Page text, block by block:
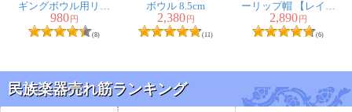
ギングボウル用リン
グ[直径約13-14cm]
980 円
(8)
ボウル 8.5cm
2,380 円
(11)
ーリップ帽 【レイン
ボーハット】
2,890 円
(6)
民族楽器売れ筋ランキング